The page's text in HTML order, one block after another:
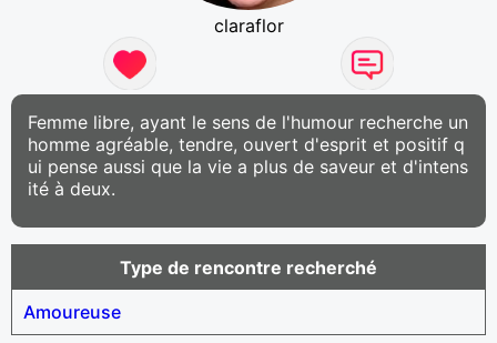
claraflor
Femme libre, ayant le sens de l'humour recherche un
homme agréable, tendre, ouvert d'esprit et positif q
ui pense aussi que la vie a plus de saveur et d'intens
ité à deux.
Type de rencontre recherché
Amoureuse